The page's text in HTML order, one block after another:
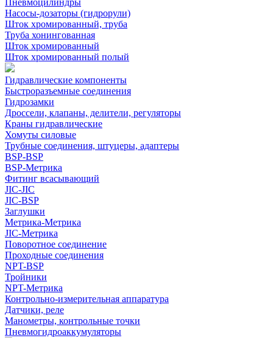
Пневмоцилиндры
Насосы-дозаторы (гидрорули)
Шток хромированный, труба
Труба хонингованная
Шток хромированный
Шток хромированный полый
Гидравлические компоненты
Быстроразъемные соединения
Гидрозамки
Дроссели, клапаны, делители, регуляторы
Краны гидравлические
Хомуты силовые
Трубные соединения, штуцеры, адаптеры
BSP-BSP
BSP-Метрика
Фитинг всасывающий
JIC-JIC
JIC-BSP
Заглушки
Метрика-Метрика
JIC-Метрика
Поворотное соединение
Проходные соединения
NPT-BSP
Тройники
NPT-Метрика
Контрольно-измерительная аппаратура
Датчики, реле
Манометры, контрольные точки
Пневмогидроаккумуляторы